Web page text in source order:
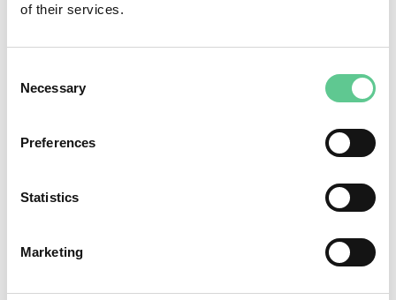
of their services.
Selection
Necessary
Preferences
Statistics
Marketing
Här fångar Peter in en hona för att genom DNA se hur nära